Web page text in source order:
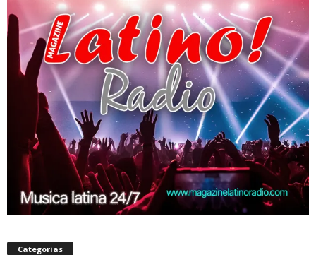
Categorías